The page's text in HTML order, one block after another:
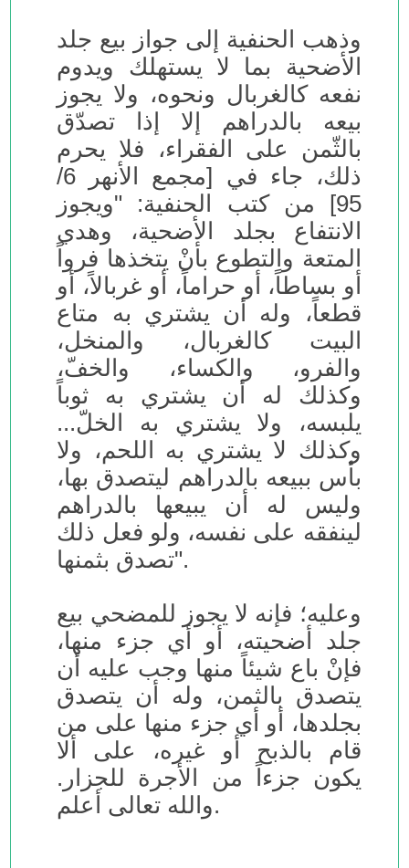
وذهب الحنفية إلى جواز بيع جلد
الأضحية بما لا يستهلك ويدوم
نفعه كالغربال ونحوه، ولا يجوز
بيعه بالدراهم إلا إذا تصدّق
بالثّمن على الفقراء، فلا يحرم
ذلك، جاء في [مجمع الأنهر 6/
95] من كتب الحنفية: "ويجوز
الانتفاع بجلد الأضحية، وهدي
المتعة والتطوع بأنْ يتخذها فرواً
أو بساطاً، أو حراماً، أو غربالاً، أو
قطعاً، وله أن يشتري به متاع
البيت كالغربال، والمنخل،
والفرو، والكساء، والخفّ،
وكذلك له أن يشتري به ثوباً
يلبسه، ولا يشتري به الخلّ...
وكذلك لا يشتري به اللحم، ولا
بأس ببيعه بالدراهم ليتصدق بها،
وليس له أن يبيعها بالدراهم
لينفقه على نفسه، ولو فعل ذلك
تصدق بثمنها".
وعليه؛ فإنه لا يجوز للمضحي بيع
جلد أضحيته، أو أي جزء منها،
فإنْ باع شيئاً منها وجب عليه أن
يتصدق بالثمن، وله أن يتصدق
بجلدها، أو أي جزء منها على من
قام بالذبح أو غيره، على ألا
يكون جزءاً من الأجرة للجزار.
والله تعالى أعلم.